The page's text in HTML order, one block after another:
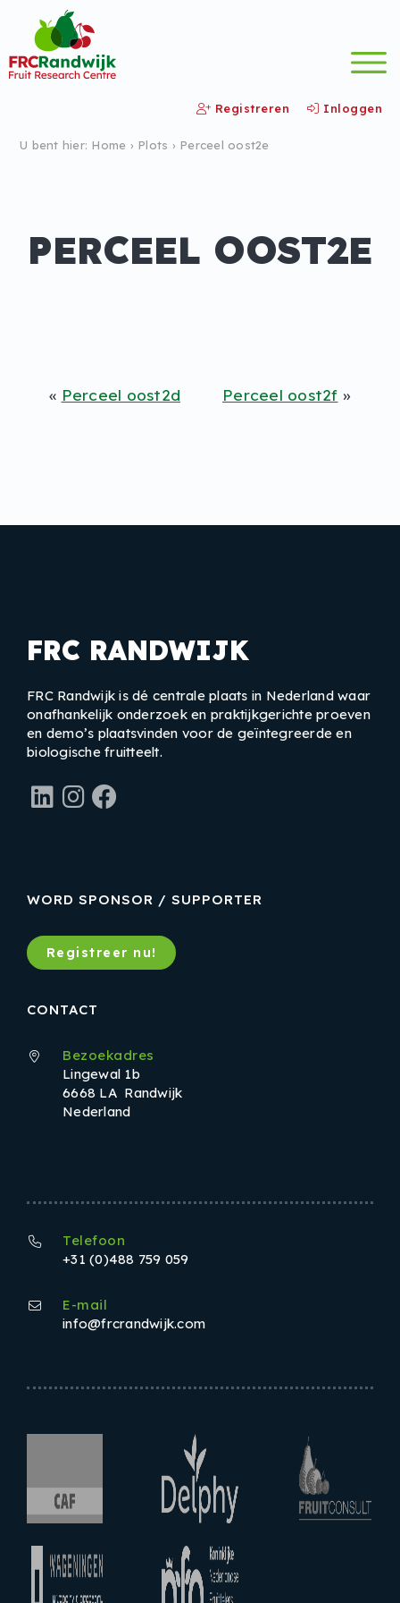
Registreren Inloggen
U bent hier: Home › Plots › Perceel oost2e
PERCEEL OOST2E
« Perceel oost2d Perceel oost2f »
FRC RANDWIJK
FRC Randwijk is dé centrale plaats in Nederland waar
onafhankelijk onderzoek en praktijkgerichte proeven
en demo’s plaatsvinden voor de geïntegreerde en
biologische fruitteelt.
LinkedIn
Instagram
CONTACT
Bezoekadres
Lingewal 1b
6668 LA Randwijk
Nederland
Telefoon
+31 (0)488 759 059
E-mail
info@frcrandwijk.com
WORD SPONSOR / SUPPORTER
Registreer nu!